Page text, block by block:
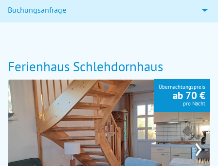
Buchungsanfrage
Ferienhaus Schlehdornhaus
›
Übernachtungspreis
ab 70 €
pro Nacht